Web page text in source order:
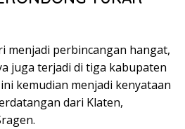
menjadi perbincangan hangat,
juga terjadi di tiga kabupaten
kemudian menjadi kenyataan
dari Klaten,